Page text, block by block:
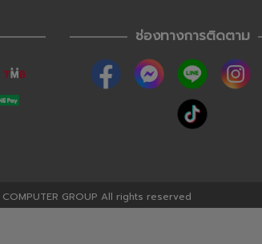
ช่องทางการติดตาม
GROUP All rights reserved